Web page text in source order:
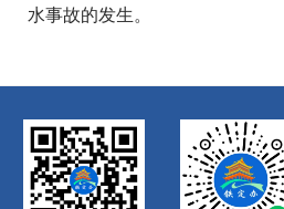
水事故的发生。